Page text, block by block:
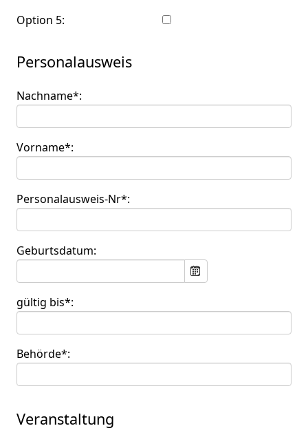
Option 5:
Personalausweis
Nachname*:
Vorname*:
Personalausweis-Nr*:
Geburtsdatum:
gültig bis*:
Behörde*:
Veranstaltung